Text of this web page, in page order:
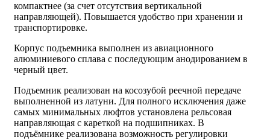
компактнее (за счет отсутствия вертикальной
направляющей). Повышается удобство при хранении и
транспортировке.
Корпус подъемника выполнен из авиационного
алюминиевого сплава с последующим анодированием в
черный цвет.
Подъемник реализован на косозубой реечной передаче
выполненной из латуни. Для полного исключения даже
самых минимальных люфтов установлена рельсовая
направляющая с кареткой на подшипниках. В
подъёмнике реализована возможность регулировки